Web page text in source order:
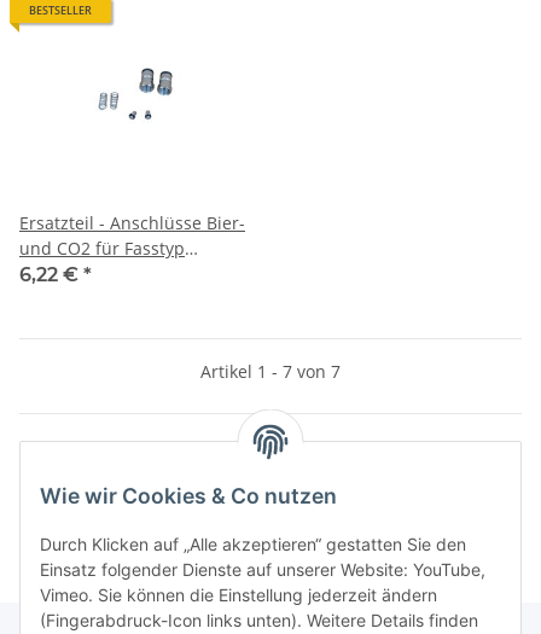
Wie wir Cookies & Co nutzen
Durch Klicken auf „Alle akzeptieren“ gestatten Sie den
Einsatz folgender Dienste auf unserer Website: YouTube,
Vimeo. Sie können die Einstellung jederzeit ändern
(Fingerabdruck-Icon links unten). Weitere Details finden
BESTSELLER
Ersatzteil - Anschlüsse Bier-
und CO2 für Fasstyp
Cornelius
6,22 € *
Artikel 1 - 7 von 7
Kategorien